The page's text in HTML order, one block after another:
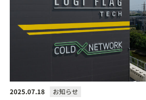
2025.07.18 お知らせ